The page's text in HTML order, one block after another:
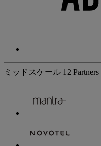
ミッドスケール 12 Partners